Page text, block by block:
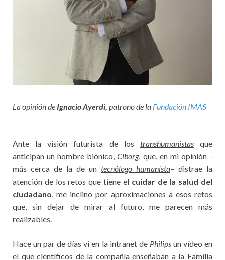
La opinión de Ignacio Ayerdi, patrono de la Fundación IMAS
Ante la visión futurista de los transhumanistasque
anticipan un hombre biónico,Ciborg, que, en mi opinión -
más cerca de la de un tecnólogo humanista– distrae la
atención de los retos que tiene el cuidar de la salud del
ciudadano, me inclino por aproximaciones a esos retos
que, sin dejar de mirar al futuro, me parecen más
realizables.
Hace un par de días vi en la intranet de Philipsun vídeo en
el que científicos de la compañía enseñaban a la Familia